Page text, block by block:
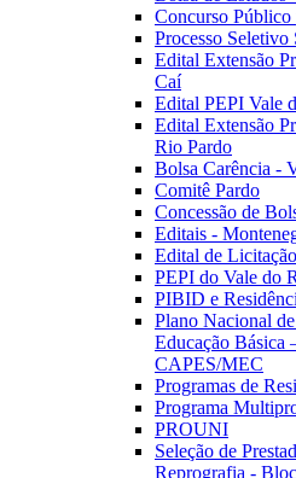
Concurso Público
Processo
Edital Extensão
Caí
Edital PEPI Vale
Edital Extensão
Rio Pardo
Bolsa Carência -
Comitê Pardo
Concessão de
Editais -
Edital de Licitação
PEPI do Vale do
PIBID e
Plano Nacional
Educação
CAPES/MEC
Programas de
Programa
PROUNI
Seleção de
Reprografia -